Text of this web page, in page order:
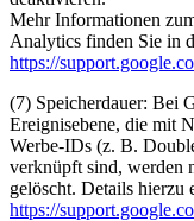
Mehr Informationen
Analytics finden Sie in
https://
(7) Speicherdauer: Bei
Ereignisebene, die mit
Werbe-IDs (z. B.
verknüpft sind, werden
gelöscht. Details hierzu
https://